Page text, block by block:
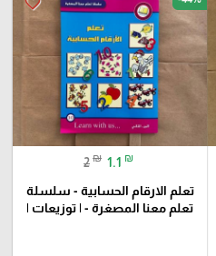
2 ₪ 1.1 ₪
تعلم الارقام الحسابية - سلسلة
تعلم معنا المصغرة - | توزيعات |